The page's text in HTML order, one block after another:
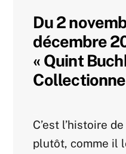
Du 2
décembre
« Quint
C’est l’histoire
plutôt, comme il